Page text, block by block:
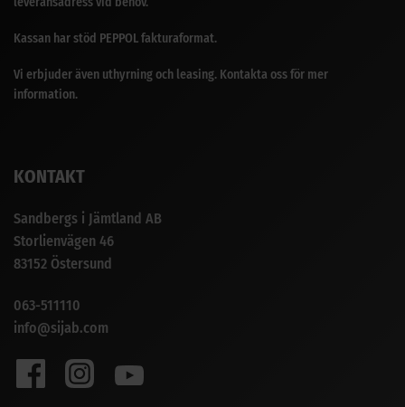
Kassan har stöd PEPPOL fakturaformat.
Vi erbjuder även uthyrning och leasing. Kontakta oss för mer
information.
KONTAKT
Sandbergs i Jämtland AB
Storlienvägen 46
83152 Östersund
063-511110
info@sijab.com